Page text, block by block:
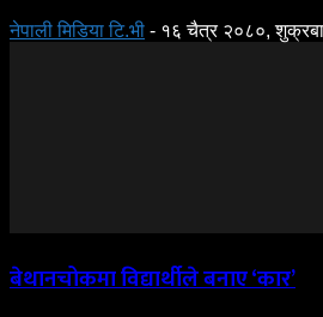
नेपाली मिडिया टि.भी - १६ चैत्र २०८०,
बेथानचोकमा विद्यार्थीले बनाए ‘कार’